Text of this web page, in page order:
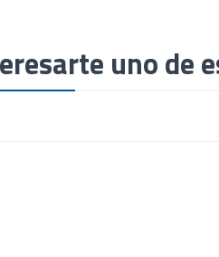
uno de